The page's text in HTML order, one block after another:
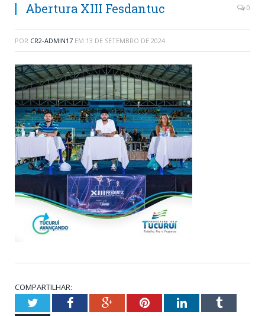
Abertura XIII Fesdantuc 0
POR CR2-ADMIN17 EM 13 DE SETEMBRO DE 2024
COMPARTILHAR:
TwitterFacebookGoogle+PinterestLinkedInTumblr